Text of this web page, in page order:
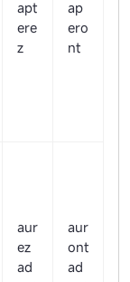
apt
ere
z
ap
ero
nt
aur
ez
ad
aur
ont
ad